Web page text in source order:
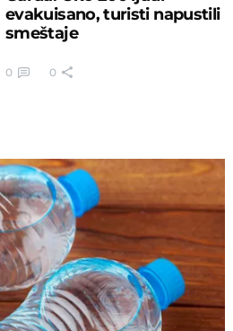
evakuisano, turisti napustili
smeštaje
0 0